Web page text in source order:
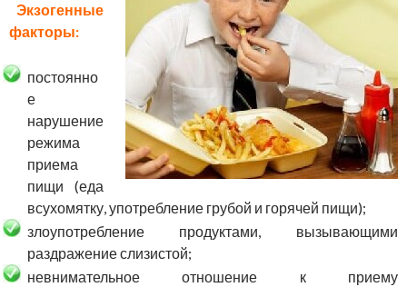
Экзогенные
факторы:
постоянно
е
нарушение
режима
приема
пищи (еда
всухомятку, употребление грубой и горячей пищи);
злоупотребление продуктами, вызывающими
раздражение слизистой;
невнимательное отношение к приему